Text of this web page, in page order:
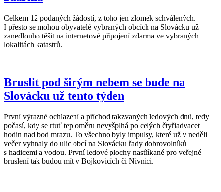
Celkem 12 podaných žádostí, z toho jen zlomek schválených.
I přesto se mohou obyvatelé vybraných obcích na Slovácku už
zanedlouho těšit na internetové připojení zdarma ve vybraných
lokalitách katastrů.
Bruslit pod širým nebem se bude na
Slovácku už tento týden
První výrazné ochlazení a příchod takzvaných ledových dnů, tedy
počasí, kdy se rtuť teploměru nevyšplhá po celých čtyřiadvacet
hodin nad bod mrazu. To všechno byly impulsy, které už v neděli
večer vyhnaly do ulic obcí na Slovácku řady dobrovolníků
s hadicemi a vodou. První ledové plochy nastříkané pro veřejné
bruslení tak budou mít v Bojkovicích či Nivnici.